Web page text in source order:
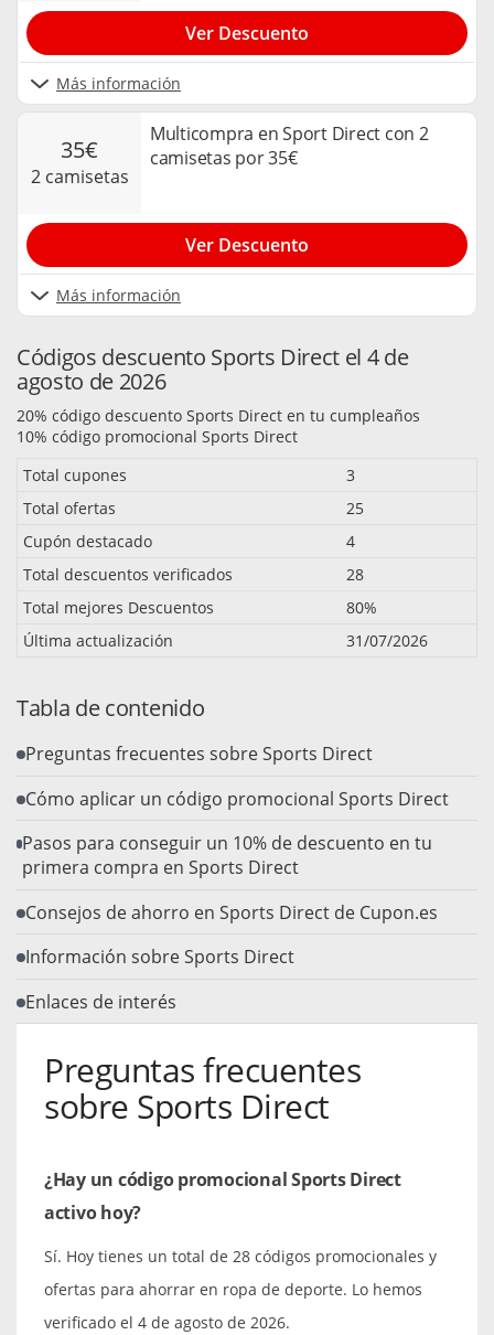
Más información
Ver Descuento
35€
2 camisetas
Multicompra en Sport Direct con 2
camisetas por 35€
Más información
Ver Descuento
Códigos descuento Sports Direct el 4 de
agosto de 2026
20% código descuento Sports Direct en tu cumpleaños
10% código promocional Sports Direct
Total cupones
3
Total ofertas
25
Cupón destacado
4
Total descuentos verificados
28
Total mejores Descuentos
80%
Última actualización
31/07/2026
Tabla de contenido
Preguntas frecuentes sobre Sports Direct
Cómo aplicar un código promocional Sports Direct
Pasos para conseguir un 10% de descuento en tu
primera compra en Sports Direct
Consejos de ahorro en Sports Direct de Cupon.es
Información sobre Sports Direct
Enlaces de interés
Preguntas frecuentes
sobre Sports Direct
¿Hay un código promocional Sports Direct
activo hoy?
Sí. Hoy tienes un total de 28 códigos promocionales y
ofertas para ahorrar en ropa de deporte. Lo hemos
verificado el 4 de agosto de 2026.